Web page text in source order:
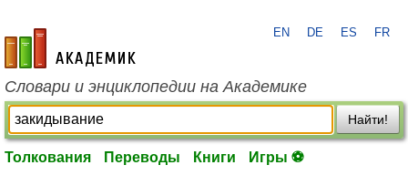
academic.ru
EN DE ES FR
Словари и энциклопедии на Академике
Найти!
Толкования Переводы Книги Игры ⚽